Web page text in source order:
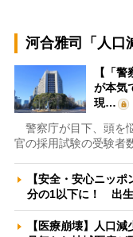
河合雅司「人口
【「
が本気
現…
警察庁が目下、頭を
官の採用試験の受験者
【安全・安心ニッ
分の1以下に！ 出
【医療崩壊】人口